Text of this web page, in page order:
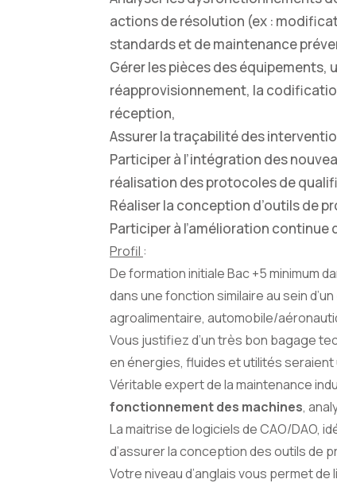
actions de résolution (ex :
standards et de maintenance
Gérer les pièces des
réapprovisionnement, la
réception,
Assurer la traçabilité des
Participer à l’intégration des
réalisation des protocoles de
Réaliser la conception d’outils de
Participer à l’amélioration
Profil :
De formation initiale Bac +5 minimum
dans une fonction similaire au sein d’un
agroalimentaire, automobile/
Vous justifiez d’un très bon bagage
en énergies, fluides et utilités seraient
Véritable expert de la maintenance
fonctionnement des machines,
La maitrise de logiciels de CAO/DAO,
d’assurer la conception des outils de
Votre niveau d’anglais vous permet